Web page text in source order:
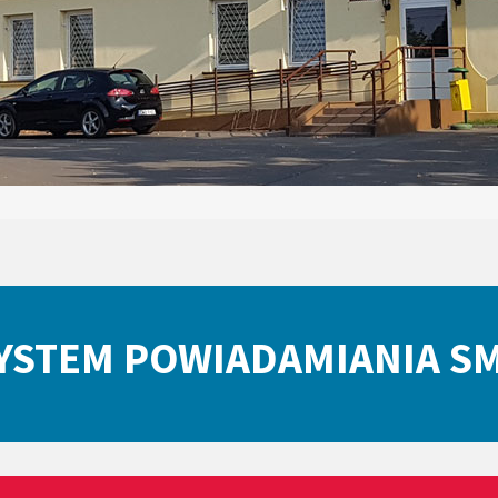
POWIADAMIANIA